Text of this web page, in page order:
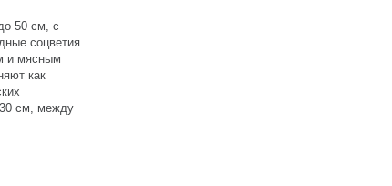
50 см, с
соцветия.
и мясным
как
см, между